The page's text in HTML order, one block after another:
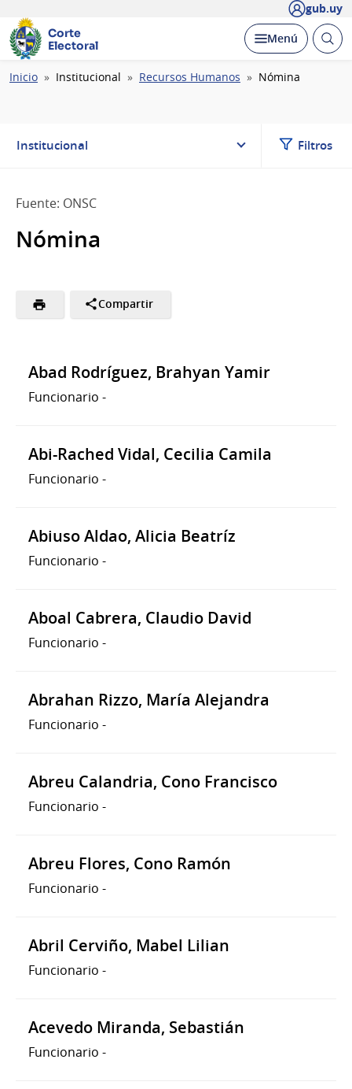
gub.uy
Corte
Electoral
Desplegar
Menú Abrir
Ruta
Inicio Institucional Recursos Humanos Nómina
Institucional Filtros
Fuente: ONSC
Nómina
Compartir
Abad Rodríguez, Brahyan Yamir
Funcionario -
Abi-Rached Vidal, Cecilia Camila
Funcionario -
Abiuso Aldao, Alicia Beatríz
Funcionario -
Aboal Cabrera, Claudio David
Funcionario -
Abrahan Rizzo, María Alejandra
Funcionario -
Abreu Calandria, Cono Francisco
Funcionario -
Abreu Flores, Cono Ramón
Funcionario -
Abril Cerviño, Mabel Lilian
Funcionario -
Acevedo Miranda, Sebastián
Funcionario -